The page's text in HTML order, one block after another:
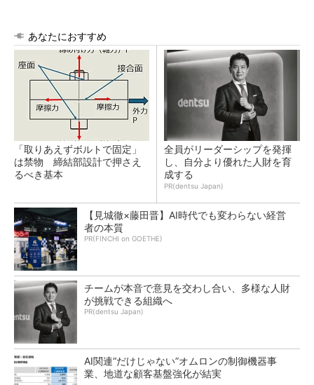
あなたにおすすめ
「取りあえずボルトで固定」
は禁物 締結部設計で押さえ
るべき基本
全員がリーダーシップを発揮
し、自分より優れた人財を育
成する
PR(dentsu Japan)
【見城徹×藤田晋】AI時代でも変わらない経営
者の本質
PR(FINCHI on GOETHE)
チームが本音で意見を交わし合い、多様な人財
が挑戦できる組織へ
PR(dentsu Japan)
AI関連“だけじゃない”オムロンの制御機器事
業、地道な顧客基盤強化が結実